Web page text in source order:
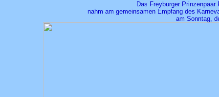
Das Freyburger
nahm am gemeinsamen Empfang des
am Sonntag,